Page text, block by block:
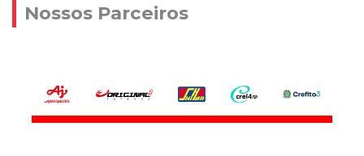
Nossos Parceiros